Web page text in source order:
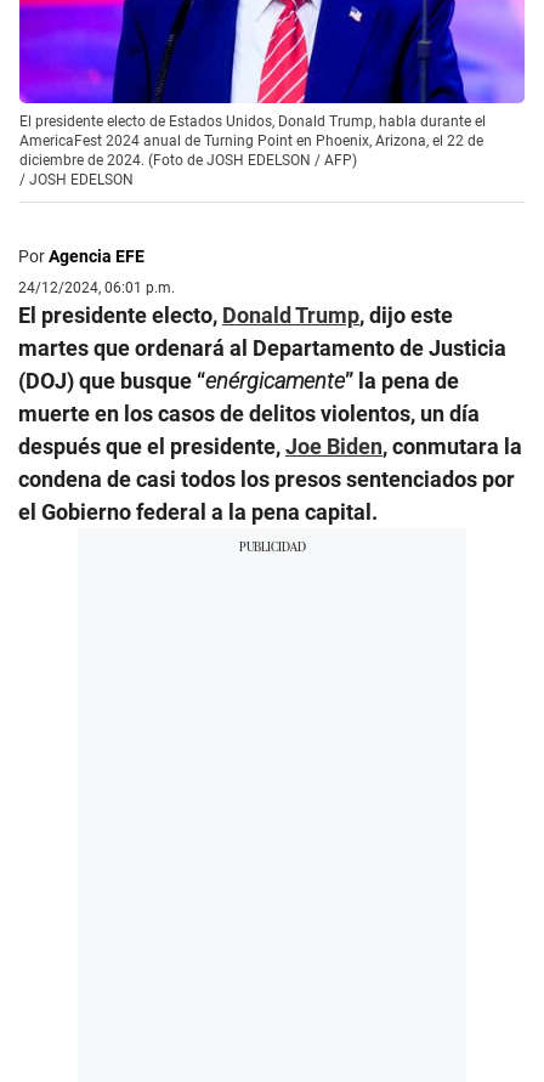
El presidente electo de Estados Unidos, Donald Trump, habla durante el
AmericaFest 2024 anual de Turning Point en Phoenix, Arizona, el 22 de
diciembre de 2024. (Foto de JOSH EDELSON / AFP)
/ JOSH EDELSON
PorAgencia EFE
24/12/2024, 06:01 p.m.
El presidente electo, Donald Trump, dijo este
martes que ordenará al Departamento de Justicia
(DOJ) que busque “enérgicamente” la pena de
muerte en los casos de delitos violentos, un día
después que el presidente,Joe Biden, conmutara la
condena de casi todos los presos sentenciados por
el Gobierno federal a la pena capital.